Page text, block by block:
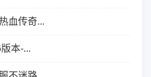
血传奇...
本-...